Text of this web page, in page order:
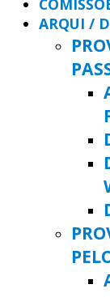
ARQUI /